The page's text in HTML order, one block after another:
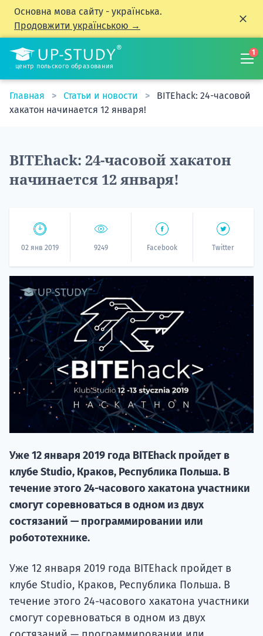
Основна мова сайту - українська.
Продовжити українською →
центр польского образования
1
Главная Статьи и новости
BITEhack: 24-часовой
хакатон начинается 12 января!
BITEhack: 24-часовой хакатон
начинается 12 января!
02 янв 2019 9249 Facebook Twitter
Уже 12 января 2019 года BITEhack пройдет в
клубе Studio, Краков, Республика Польша. В
течение этого 24-часового хакатона участники
смогут соревноваться в одном из двух
состязаний — программировании или
робототехнике.
Уже 12 января 2019 года BITEhack пройдет в
клубе Studio, Краков, Республика Польша. В
течение этого 24-часового хакатона участники
смогут соревноваться в одном из двух
20.09
НАБОР